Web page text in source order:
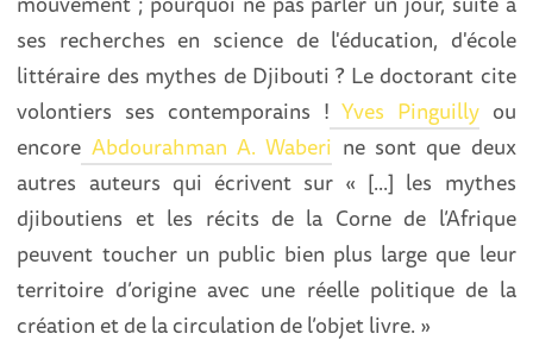
ses recherches en science de l'éducation, d'école
littéraire des mythes de Djibouti ? Le doctorant cite
volontiers ses contemporains ! Yves Pinguillyou
encore Abdourahman A. Waberi ne sont que deux
autres auteurs qui écrivent sur « [...] les mythes
djiboutiens et les récits de la Corne de l’Afrique
peuvent toucher un public bien plus large que leur
territoire d’origine avec une réelle politique de la
création et de la circulation de l’objet livre. »